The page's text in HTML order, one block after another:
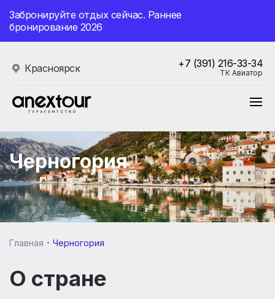
Забронируйте отдых сейчас. Раннее
бронирование 2026
Красноярск +7 (391) 216-33-34
ТК Авиатор
Черногория
Главная Черногория
О стране